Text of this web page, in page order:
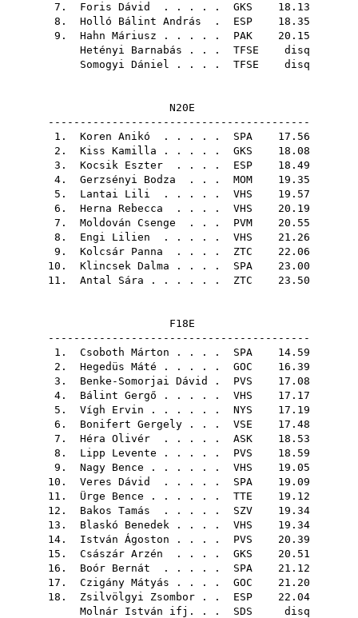
7. Foris Dávid . . . . . GKS 18.13
8. Holló Bálint András . ESP 18.35
9. Hahn Máriusz . . . . . PAK 20.15
Hetényi Barnabás . . . TFSE disq
Somogyi Dániel . . . . TFSE disq
N20E
-----------------------------------------
1. Koren Anikó . . . . . SPA 17.56
2. Kiss Kamilla . . . . . GKS 18.08
3. Kocsik Eszter . . . . ESP 18.49
4. Gerzsényi Bodza . . . MOM 19.35
5. Lantai Lili . . . . . VHS 19.57
6. Herna Rebecca . . . . VHS 20.19
7. Moldován Csenge . . . PVM 20.55
8. Engi Lilien . . . . . VHS 21.26
9. Kolcsár Panna . . . . ZTC 22.06
10. Klincsek Dalma . . . . SPA 23.00
11. Antal Sára . . . . . . ZTC 23.50
F18E
-----------------------------------------
1. Csoboth Márton . . . . SPA 14.59
2. Hegedüs Máté . . . . . GOC 16.39
3. Benke-Somorjai Dávid . PVS 17.08
4. Bálint Gergő . . . . . VHS 17.17
5. Vígh Ervin . . . . . . NYS 17.19
6. Bonifert Gergely . . . VSE 17.48
7. Héra Olivér . . . . . ASK 18.53
8. Lipp Levente . . . . . PVS 18.59
9. Nagy Bence . . . . . . VHS 19.05
10. Veres Dávid . . . . . SPA 19.09
11. Ürge Bence . . . . . . TTE 19.12
12. Bakos Tamás . . . . . SZV 19.34
13. Blaskó Benedek . . . . VHS 19.34
14. István Ágoston . . . . PVS 20.39
15. Császár Arzén . . . . GKS 20.51
16. Boór Bernát . . . . . SPA 21.12
17. Czigány Mátyás . . . . GOC 21.20
18. Zsilvölgyi Zsombor . . ESP 22.04
Molnár István ifj.
. . SDS disq